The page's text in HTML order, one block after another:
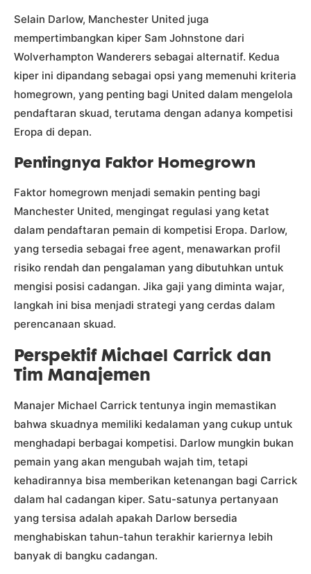
Selain Darlow, Manchester United juga
mempertimbangkan kiper Sam Johnstone dari
Wolverhampton Wanderers sebagai alternatif. Kedua
kiper ini dipandang sebagai opsi yang memenuhi kriteria
homegrown, yang penting bagi United dalam mengelola
pendaftaran skuad, terutama dengan adanya kompetisi
Eropa di depan.
Pentingnya Faktor Homegrown
Faktor homegrown menjadi semakin penting bagi
Manchester United, mengingat regulasi yang ketat
dalam pendaftaran pemain di kompetisi Eropa. Darlow,
yang tersedia sebagai free agent, menawarkan profil
risiko rendah dan pengalaman yang dibutuhkan untuk
mengisi posisi cadangan. Jika gaji yang diminta wajar,
langkah ini bisa menjadi strategi yang cerdas dalam
perencanaan skuad.
Perspektif Michael Carrick dan
Tim Manajemen
Manajer Michael Carrick tentunya ingin memastikan
bahwa skuadnya memiliki kedalaman yang cukup untuk
menghadapi berbagai kompetisi. Darlow mungkin bukan
pemain yang akan mengubah wajah tim, tetapi
kehadirannya bisa memberikan ketenangan bagi Carrick
dalam hal cadangan kiper. Satu-satunya pertanyaan
yang tersisa adalah apakah Darlow bersedia
menghabiskan tahun-tahun terakhir kariernya lebih
banyak di bangku cadangan.